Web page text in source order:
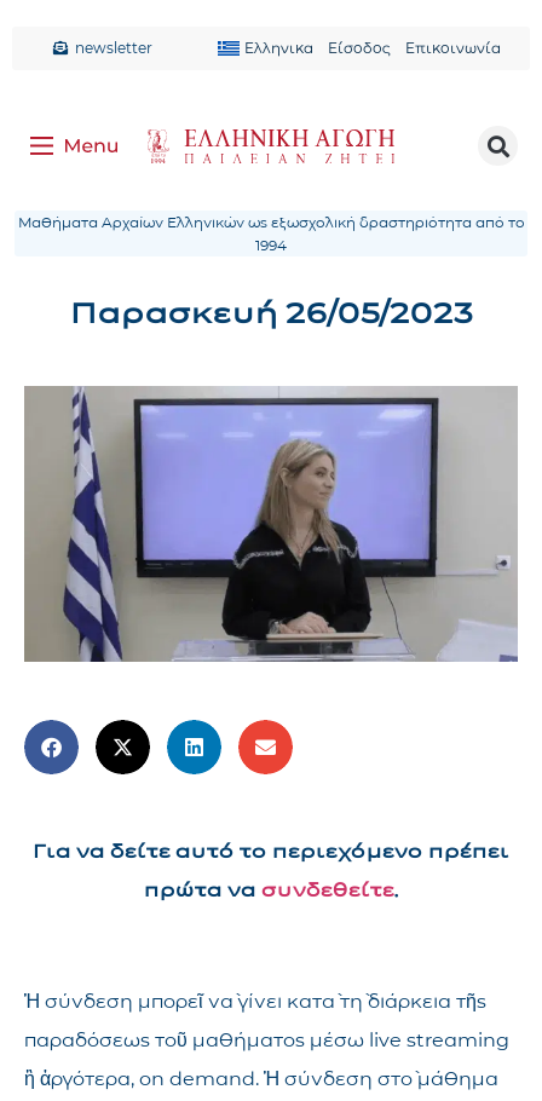
newsletter Ελληνικα Είσοδος Επικοινωνία
Μαθήματα Αρχαίων Ελληνικών ως εξωσχολική δραστηριότητα από το
1994
Παρασκευή 26/05/2023
Για να δείτε αυτό το περιεχόμενο πρέπει
πρώτα να συνδεθείτε.
Ἡ σύνδεση μπορεῖ νὰ γίνει κατὰ τὴ διάρκεια τῆς
παραδόσεως τοῦ μαθήματος μέσω live streaming
ἢ ἀργότερα, on demand. Ἡ σύνδεση στὸ μάθημα